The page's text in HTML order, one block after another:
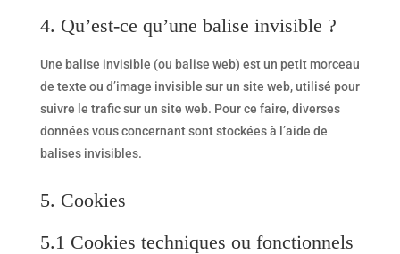
4. Qu’est-ce qu’une balise invisible ?
Une balise invisible (ou balise web) est un petit morceau
de texte ou d’image invisible sur un site web, utilisé pour
suivre le trafic sur un site web. Pour ce faire, diverses
données vous concernant sont stockées à l’aide de
balises invisibles.
5. Cookies
5.1 Cookies techniques ou fonctionnels